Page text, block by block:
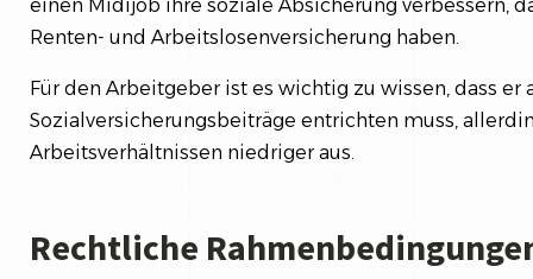
einen Midijob ihre soziale Absicherung verbessern,
Renten- und Arbeitslosenversicherung haben.
Für den Arbeitgeber ist es wichtig zu wissen, dass
Sozialversicherungsbeiträge entrichten muss,
Arbeitsverhältnissen niedriger aus.
Rechtliche